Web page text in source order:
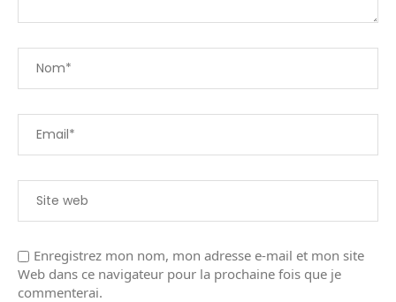
Enregistrez mon nom, mon adresse e-mail et mon site
Web dans ce navigateur pour la prochaine fois que je
commenterai.